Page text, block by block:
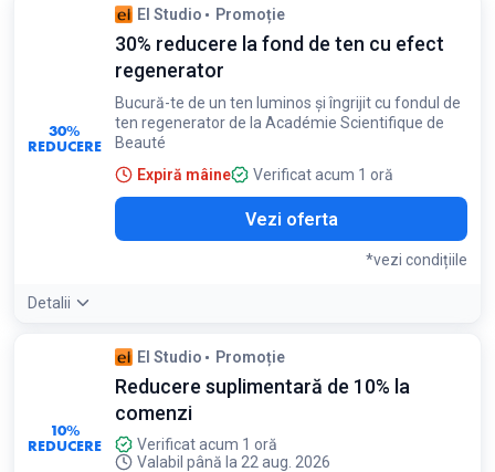
Reducerea se aplică produselor selectate cu SPF pentru păr,
ten și corp
30%
REDUCERE
El Studio Promoție
30% reducere la fond de ten cu efect
regenerator
Bucură-te de un ten luminos și îngrijit cu fondul de
ten regenerator de la Académie Scientifique de
Beauté
Expiră mâine
Verificat acum 1 oră
Vezi oferta
*vezi condițiile
Detalii
Valabil pentru fondul de ten regenerator Académie
Scientifique de Beauté
10%
REDUCERE
El Studio Promoție
Reducere suplimentară de 10% la
comenzi
Verificat acum 1 oră
Valabil până la 22 aug. 2026